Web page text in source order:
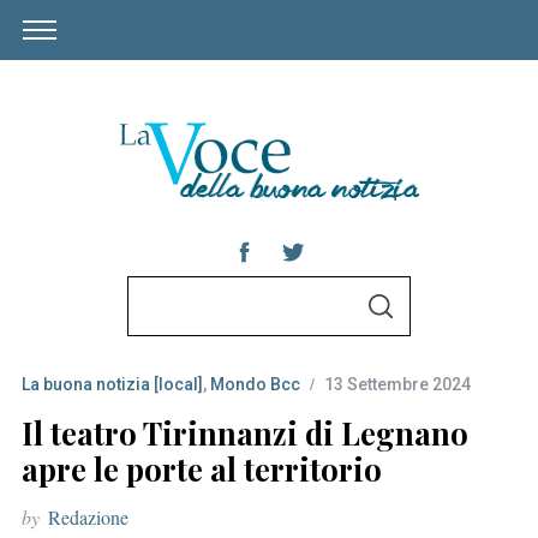
r
c
h
f
o
S
C
H
La buona notizia [local] , Mondo Bcc 13 Settembre 2024
Il teatro Tirinnanzi di Legnano
apre le porte al territorio
by Redazione